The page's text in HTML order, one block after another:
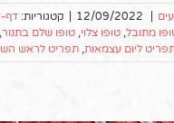
12/09/2022 קטגוריות:
מתובל, טופו צלוי, טופו שלם בתנור,
ליום עצמאות, תפריט לראש